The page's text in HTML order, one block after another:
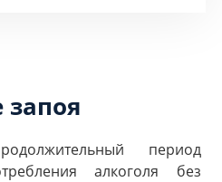
период
алкоголя без